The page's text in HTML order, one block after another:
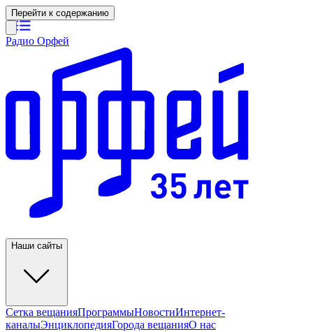
Перейти к содержанию
Радио Орфей
Наши сайты
Сетка вещанияПрограммыНовостиИнтернет-
каналыЭнциклопедияГорода вещанияО нас